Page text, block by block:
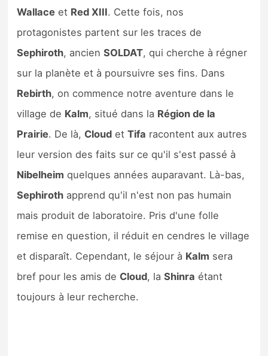
Wallace et Red XIII. Cette fois, nos
protagonistes partent sur les traces de
Sephiroth, ancienSOLDAT, qui cherche à régner
sur la planète et à poursuivre ses fins. Dans
Rebirth, on commence notre aventure dans le
village de Kalm, situé dans la Région de la
Prairie. De là, Cloud etTifa racontent aux autres
leur version des faits sur ce qu'il s'est passé à
Nibelheim quelques années auparavant. Là-bas,
Sephiroth apprend qu'il n'est non pas humain
mais produit de laboratoire. Pris d'une folle
remise en question, il réduit en cendres le village
et disparaît. Cependant, le séjour à Kalm sera
bref pour les amis de Cloud, laShinra étant
toujours à leur recherche.